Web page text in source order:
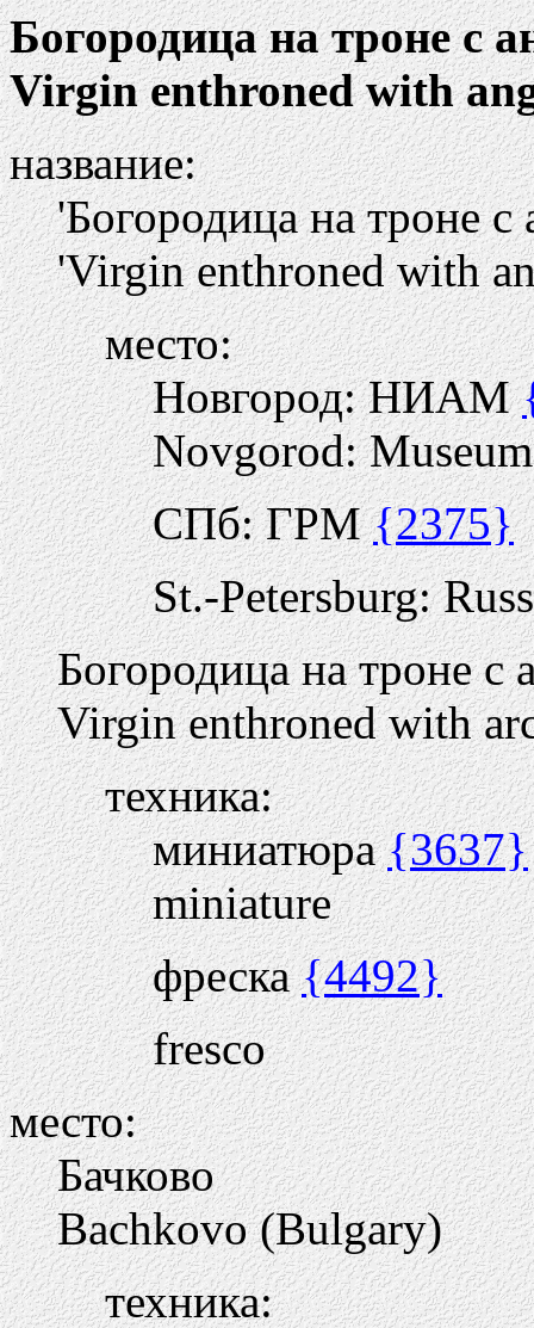
Богородица на троне с
Virgin enthroned with
название:
'Богородица на троне
'Virgin enthroned with
место:
Новгород: НИАМ
Novgorod:
СПб: ГРМ{2375}
St.-Petersburg:
Богородица на троне с
Virgin enthroned with
техника:
миниатюра{3637}
miniature
фреска{4492}
fresco
место:
Бачково
Bachkovo (Bulgary)
техника: